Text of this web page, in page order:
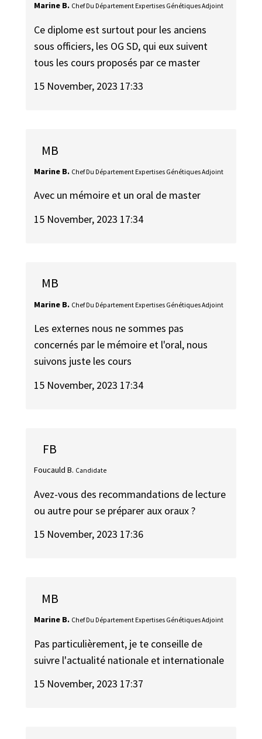
Marine B. Chef Du Département Expertises Génétiques Adjoint
Ce diplome est surtout pour les anciens
sous officiers, les OG SD, qui eux suivent
tous les cours proposés par ce master
15 November, 2023 17:33
MB
Marine B. Chef Du Département Expertises Génétiques Adjoint
Avec un mémoire et un oral de master
15 November, 2023 17:34
MB
Marine B. Chef Du Département Expertises Génétiques Adjoint
Les externes nous ne sommes pas
concernés par le mémoire et l'oral, nous
suivons juste les cours
15 November, 2023 17:34
FB
Foucauld B. Candidate
Avez-vous des recommandations de lecture
ou autre pour se préparer aux oraux ?
15 November, 2023 17:36
MB
Marine B. Chef Du Département Expertises Génétiques Adjoint
Pas particulièrement, je te conseille de
suivre l'actualité nationale et internationale
15 November, 2023 17:37